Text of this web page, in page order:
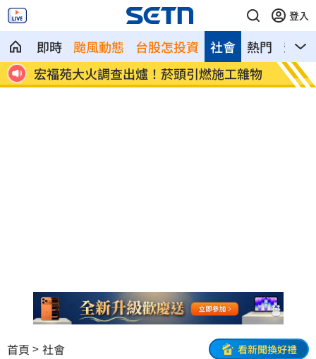
登入
即時 颱風動態 台股怎投資 熱門 影音
社會
！
宏福苑大火調查出爐！菸頭引燃施工雜物
定投
位！
首頁 社會 看新聞換好禮